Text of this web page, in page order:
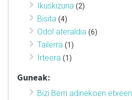
Ikuskizuna (2)
Bisita (4)
Odol ateraldia (6)
Tailerra (1)
Irteera (1)
Guneak:
Bizi Berri adinekoen